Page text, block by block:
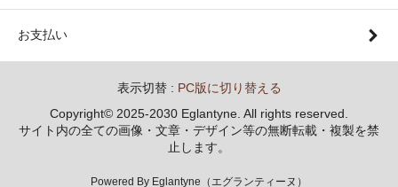
お支払い
表示切替 : PC版に切り替える
Copyright© 2025-2030 Eglantyne. All rights reserved.
サイト内の全ての画像・文章・デザイン等の無断転載・複製を禁
止します。
Powered By Eglantyne（エグランティーヌ）